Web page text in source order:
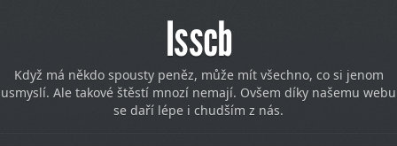
Isscb
Když má někdo spousty peněz, může mít všechno, co si jenom
usmyslí. Ale takové štěstí mnozí nemají. Ovšem díky našemu webu
se daří lépe i chudším z nás.